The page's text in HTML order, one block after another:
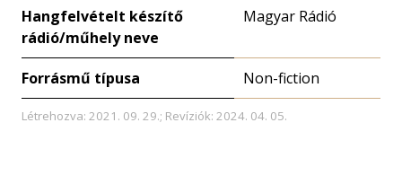
Hangfelvételt készítő
rádió/műhely neve
Magyar Rádió
Forrásmű típusa Non-fiction
Létrehozva: 2021. 09. 29.; Revíziók: 2024. 04. 05.